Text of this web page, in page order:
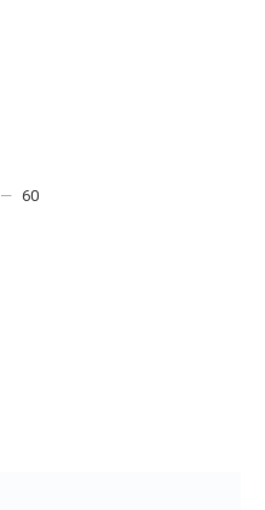
— 60